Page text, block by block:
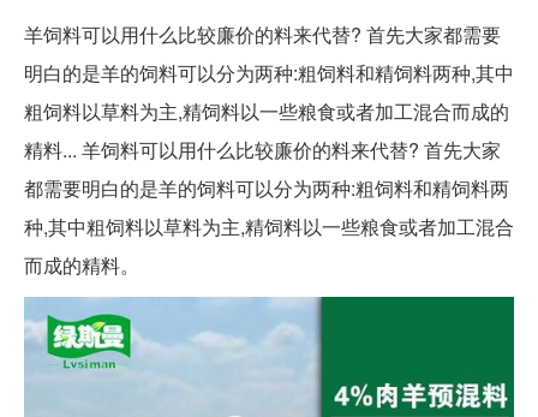
羊饲料可以用什么比较廉价的料来代替? 首先大家都需要
明白的是羊的饲料可以分为两种:粗饲料和精饲料两种,其中
粗饲料以草料为主,精饲料以一些粮食或者加工混合而成的
精料... 羊饲料可以用什么比较廉价的料来代替? 首先大家
都需要明白的是羊的饲料可以分为两种:粗饲料和精饲料两
种,其中粗饲料以草料为主,精饲料以一些粮食或者加工混合
而成的精料。